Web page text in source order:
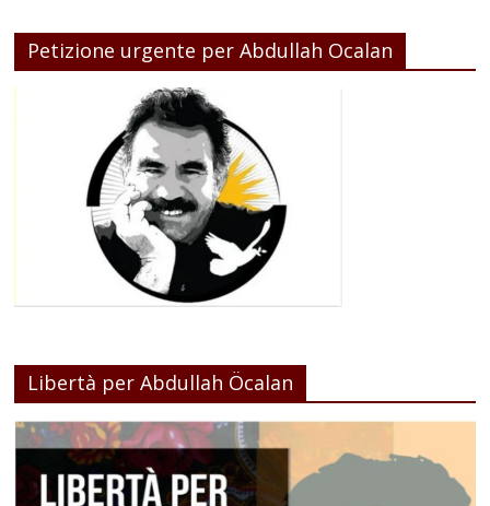
Petizione urgente per Abdullah Ocalan
Libertà per Abdullah Öcalan